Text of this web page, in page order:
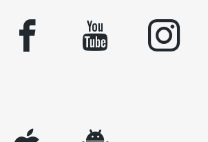
facebook youtube instagram